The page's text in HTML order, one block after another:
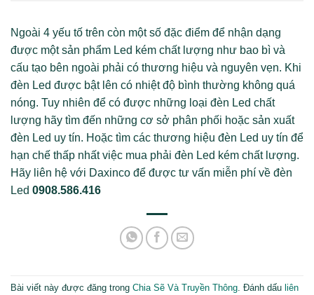
Ngoài 4 yếu tố trên còn một số đặc điểm để nhận dạng
được một sản phẩm Led kém chất lượng như bao bì và
cấu tạo bên ngoài phải có thương hiệu và nguyên vẹn. Khi
đèn Led được bật lên có nhiệt độ bình thường không quá
nóng. Tuy nhiên để có được những loại đèn Led chất
lượng hãy tìm đến những cơ sở phân phối hoặc sản xuất
đèn Led uy tín. Hoặc tìm các thương hiệu đèn Led uy tín để
hạn chế thấp nhất việc mua phải đèn Led kém chất lượng.
Hãy liên hệ với Daxinco để được tư vấn miễn phí về đèn
Led 0908.586.416
Bài viết này được đăng trong Chia Sẽ Và Truyền Thông . Đánh dấu liên